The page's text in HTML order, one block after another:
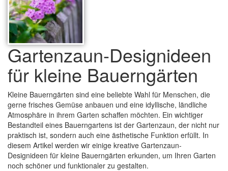
Gartenzaun-Designideen
für kleine Bauerngärten
Kleine Bauerngärten sind eine beliebte Wahl für Menschen, die
gerne frisches Gemüse anbauen und eine idyllische, ländliche
Atmosphäre in ihrem Garten schaffen möchten. Ein wichtiger
Bestandteil eines Bauerngartens ist der Gartenzaun, der nicht nur
praktisch ist, sondern auch eine ästhetische Funktion erfüllt. In
diesem Artikel werden wir einige kreative Gartenzaun-
Designideen für kleine Bauerngärten erkunden, um Ihren Garten
noch schöner und funktionaler zu gestalten.